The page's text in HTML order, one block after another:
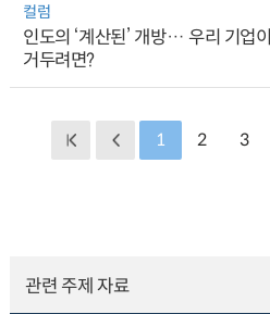
컬럼
인도의 ‘계산된’ 개방… 우리 기업
거두려면?
1 2 3
관련 주제 자료